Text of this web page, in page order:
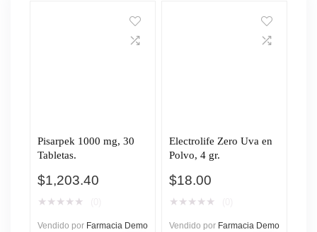
Pisarpek 1000 mg, 30
Tabletas.
$1,203.40
★ ★ ★ ★ ★
Vendido por Farmacia Demo
Electrolife Zero Uva en
Polvo, 4 gr.
$18.00
★ ★ ★ ★ ★
Vendido por Farmacia Demo